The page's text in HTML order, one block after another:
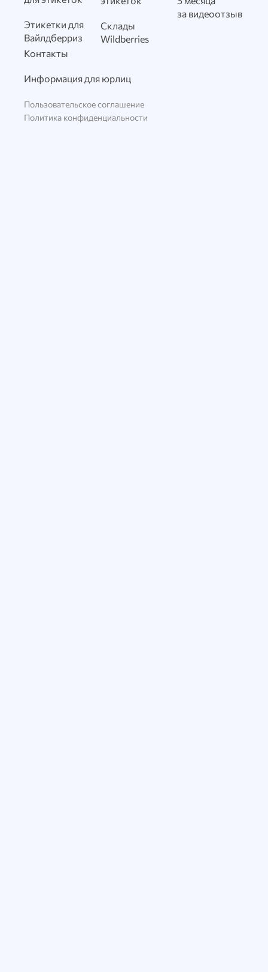
Этикетки для
Вайлдберриз
Склады
Wildberries
за видеоотзыв
Контакты
Информация для юрлиц
Пользовательское соглашение
Политика конфиденциальности